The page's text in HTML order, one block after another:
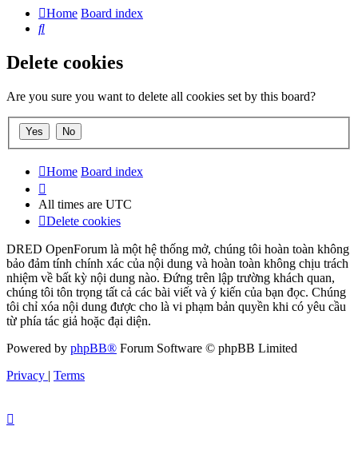
Home Board index
Search
Delete cookies
Are you sure you want to delete all cookies set by this board?
Home Board index
All times are UTC
Delete cookies
DRED OpenForum là một hệ thống mở, chúng tôi hoàn toàn không
bảo đảm tính chính xác của nội dung và hoàn toàn không chịu trách
nhiệm về bất kỳ nội dung nào. Đứng trên lập trường khách quan,
chúng tôi tôn trọng tất cả các bài viết và ý kiến của bạn đọc. Chúng
tôi chỉ xóa nội dung được cho là vi phạm bản quyền khi có yêu cầu
từ phía tác giả hoặc đại diện.
Powered by phpBB® Forum Software © phpBB Limited
Privacy | Terms